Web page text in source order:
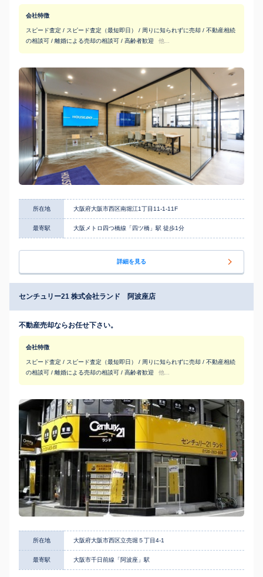
会社特徴
スピード査定 / スピード査定（最短即日） / 周りに知られずに売却 / 不動産相続
の相談可 / 離婚による売却の相談可 / 高齢者歓迎
他...
所在地 大阪府大阪市西区南堀江1丁目11-1-11F
最寄駅 大阪メトロ四つ橋線「四ツ橋」駅 徒歩1分
詳細を見る
センチュリー21 株式会社ランド 阿波座店
不動産売却ならお任せ下さい。
会社特徴
スピード査定 / スピード査定（最短即日） / 周りに知られずに売却 / 不動産相続
の相談可 / 離婚による売却の相談可 / 高齢者歓迎
他...
所在地 大阪府大阪市西区立売堀５丁目4-1
最寄駅 大阪市千日前線「阿波座」駅